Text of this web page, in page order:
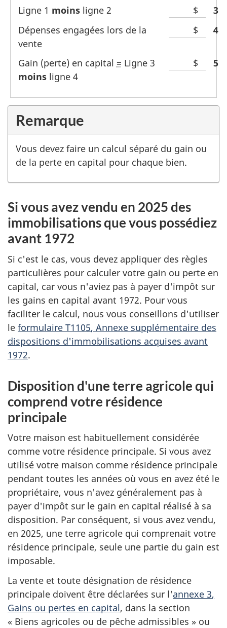
Ligne 1 moins ligne 2 $
3
Dépenses engagées lors de la
vente
$ 4
Gain (perte) en capital = Ligne 3
moins ligne 4
$ 5
Remarque
Vous devez faire un calcul séparé du gain ou
de la perte en capital pour chaque bien.
Si vous avez vendu en 2025 des
immobilisations que vous possédiez
avant 1972
Si c'est le cas, vous devez appliquer des règles
particulières pour calculer votre gain ou perte en
capital, car vous n'aviez pas à payer d'impôt sur
les gains en capital avant 1972. Pour vous
faciliter le calcul, nous vous conseillons d'utiliser
le formulaire T1105, Annexe supplémentaire des
dispositions d'immobilisations acquises avant
1972.
Disposition d'une terre agricole qui
comprend votre résidence
principale
Votre maison est habituellement considérée
comme votre résidence principale. Si vous avez
utilisé votre maison comme résidence principale
pendant toutes les années où vous en avez été le
propriétaire, vous n'avez généralement pas à
payer d'impôt sur le gain en capital réalisé à sa
disposition. Par conséquent, si vous avez vendu,
en 2025, une terre agricole qui comprenait votre
résidence principale, seule une partie du gain est
imposable.
La vente et toute désignation de résidence
principale doivent être déclarées sur l'annexe 3,
Gains ou pertes en capital, dans la section
« Biens agricoles ou de pêche admissibles » ou